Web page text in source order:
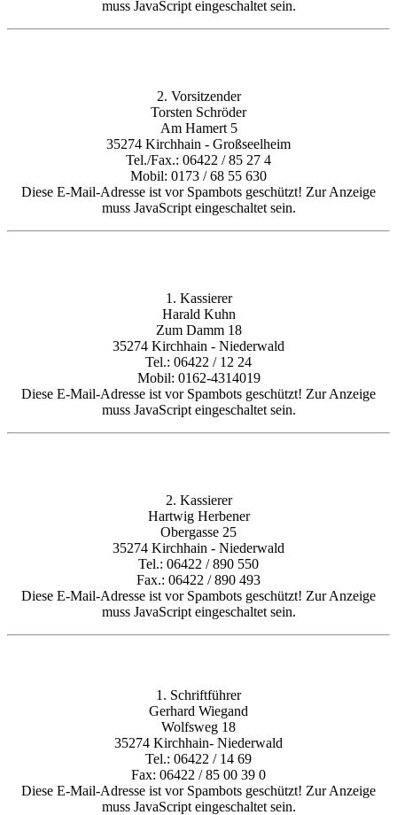
muss JavaScript eingeschaltet sein.
2. Vorsitzender
Torsten Schröder
Am Hamert 5
35274 Kirchhain - Großseelheim
Tel./Fax.: 06422 / 85 27 4
Mobil: 0173 / 68 55 630
Diese E-Mail-Adresse ist vor Spambots geschützt! Zur Anzeige
muss JavaScript eingeschaltet sein.
1. Kassierer
Harald Kuhn
Zum Damm 18
35274 Kirchhain - Niederwald
Tel.: 06422 / 12 24
Mobil: 0162-4314019
Diese E-Mail-Adresse ist vor Spambots geschützt! Zur Anzeige
muss JavaScript eingeschaltet sein.
2. Kassierer
Hartwig Herbener
Obergasse 25
35274 Kirchhain - Niederwald
Tel.: 06422 / 890 550
Fax.: 06422 / 890 493
Diese E-Mail-Adresse ist vor Spambots geschützt! Zur Anzeige
muss JavaScript eingeschaltet sein.
1. Schriftführer
Gerhard Wiegand
Wolfsweg 18
35274 Kirchhain- Niederwald
Tel.: 06422 / 14 69
Fax: 06422 / 85 00 39 0
Diese E-Mail-Adresse ist vor Spambots geschützt! Zur Anzeige
muss JavaScript eingeschaltet sein.